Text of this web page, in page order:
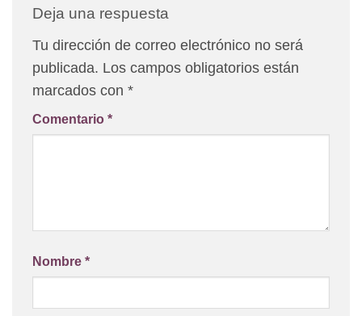
Deja una respuesta
Tu dirección de correo electrónico no será
publicada. Los campos obligatorios están
marcados con *
Comentario *
Nombre *